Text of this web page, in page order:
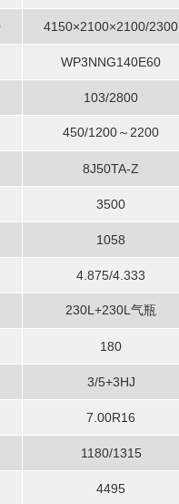
4150×2100×2100/2300
WP3NNG140E60
103/2800
450/1200～2200
8J50TA-Z
3500
1058
4.875/4.333
230L+230L气瓶
180
3/5+3HJ
7.00R16
1180/1315
4495